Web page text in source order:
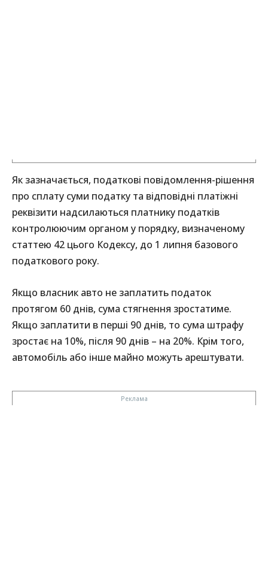
Як зазначається, податкові повідомлення-рішення
про сплату суми податку та відповідні платіжні
реквізити надсилаються платнику податків
контролюючим органом у порядку, визначеному
статтею 42 цього Кодексу, до 1 липня базового
податкового року.
Якщо власник авто не заплатить податок
протягом 60 днів, сума стягнення зростатиме.
Якщо заплатити в перші 90 днів, то сума штрафу
зростає на 10%, після 90 днів – на 20%. Крім того,
автомобіль або інше майно можуть арештувати.